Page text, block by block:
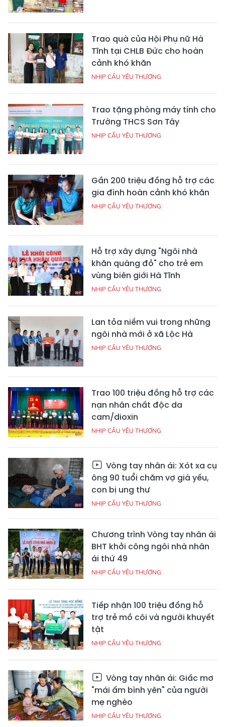
Trao quà của Hội Phụ nữ Hà
Tĩnh tại CHLB Đức cho hoàn
cảnh khó khăn
NHỊP CẦU YÊU THƯƠNG
Trao tặng phòng máy tính cho
Trường THCS Sơn Tây
NHỊP CẦU YÊU THƯƠNG
Gần 200 triệu đồng hỗ trợ các
gia đình hoàn cảnh khó khăn
NHỊP CẦU YÊU THƯƠNG
Hỗ trợ xây dựng "Ngôi nhà
khăn quàng đỏ" cho trẻ em
vùng biên giới Hà Tĩnh
NHỊP CẦU YÊU THƯƠNG
Lan tỏa niềm vui trong những
ngôi nhà mới ở xã Lộc Hà
NHỊP CẦU YÊU THƯƠNG
Trao 100 triệu đồng hỗ trợ các
nạn nhân chất độc da
cam/dioxin
NHỊP CẦU YÊU THƯƠNG
Vòng tay nhân ái: Xót xa cụ
ông 90 tuổi chăm vợ già yếu,
con bị ung thư
NHỊP CẦU YÊU THƯƠNG
Chương trình Vòng tay nhân ái
BHT khởi công ngôi nhà nhân
ái thứ 49
NHỊP CẦU YÊU THƯƠNG
Tiếp nhận 100 triệu đồng hỗ
trợ trẻ mồ côi và người khuyết
tật
NHỊP CẦU YÊU THƯƠNG
Vòng tay nhân ái: Giấc mơ
"mái ấm bình yên" của người
mẹ nghèo
NHỊP CẦU YÊU THƯƠNG